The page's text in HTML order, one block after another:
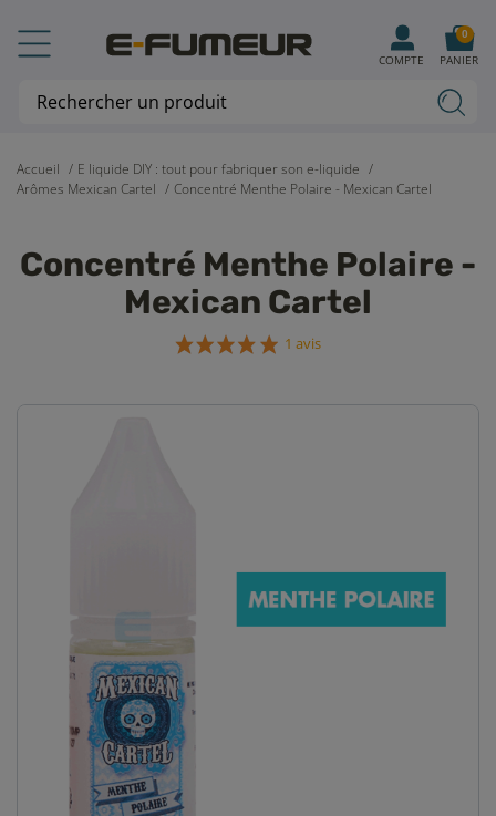
Accueil
E liquide DIY : tout pour fabriquer son e-liquide
Arômes Mexican Cartel
Concentré Menthe Polaire - Mexican Cartel
Concentré Menthe Polaire -
Mexican Cartel
1 avis
COMPTE PANIER
0